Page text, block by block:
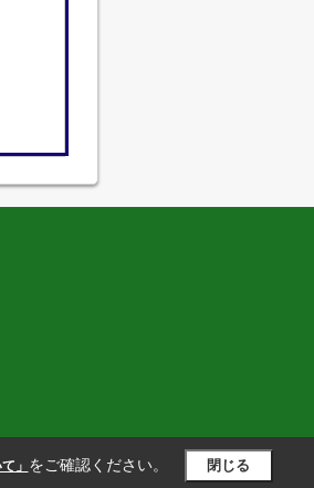
」 をご確認ください。 閉じる